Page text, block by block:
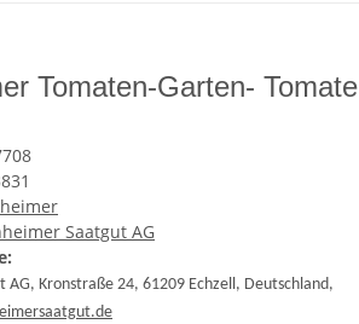
Tomaten-Garten- Tomate
Saatgut AG
AG, Kronstraße 24, 61209 Echzell, Deutschland,